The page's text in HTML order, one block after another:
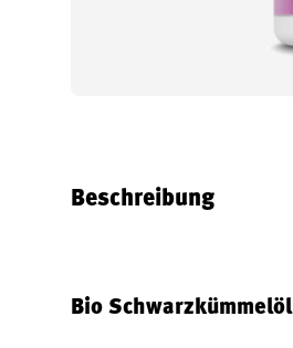
Beschreibung
Bio